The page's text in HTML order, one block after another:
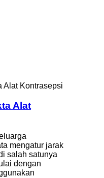
Alat
mengatur jarak
salah satunya
dengan